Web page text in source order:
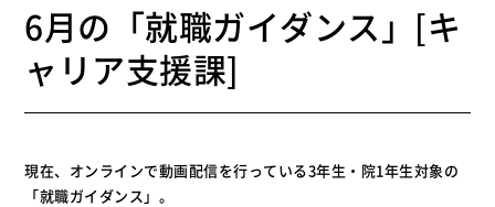
子
大
学
6月の「就職ガイダンス」[キ
ャリア支援課]
現在、オンラインで動画配信を行っている3年生・院1年生対象の
「就職ガイダンス」。